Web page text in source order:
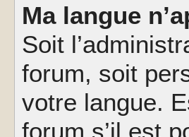
Ma langue
Soit
forum, soit
votre langue.
forum s’il est